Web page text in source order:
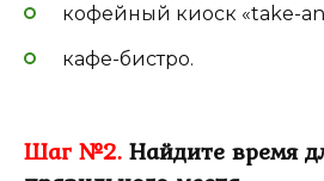
кофейный киоск «take-
кафе-бистро.
Шаг №2. Найдите время